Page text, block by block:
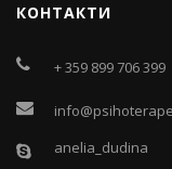
КОНТАКТИ
+ 359 899 706 399
anelia_dudina